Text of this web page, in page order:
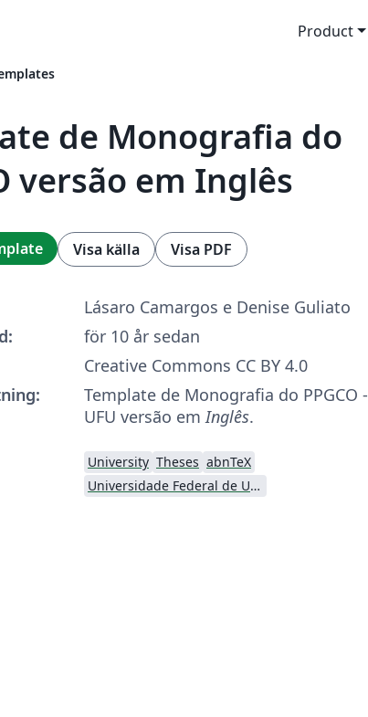
Product
de Monografia do
versão em Inglês
Visa källa Visa PDF
Lásaro Camargos e Denise Guliato
för 10 år sedan
Creative Commons CC BY 4.0
Template de Monografia do PPGCO -
UFU versão em Inglês.
University Theses abnTeX
Universidade Federal de Uberlândia (UFU)